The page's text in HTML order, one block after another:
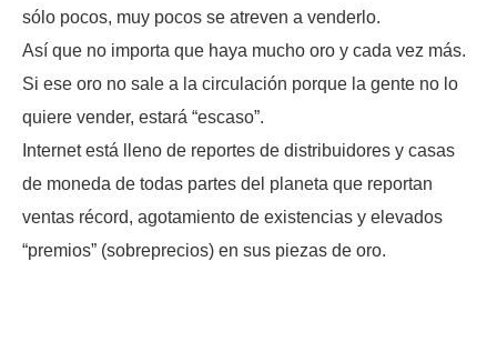
sólo pocos, muy pocos se atreven a venderlo.
Así que no importa que haya mucho oro y cada vez más.
Si ese oro no sale a la circulación porque la gente no lo
quiere vender, estará “escaso”.
Internet está lleno de reportes de distribuidores y casas
de moneda de todas partes del planeta que reportan
ventas récord, agotamiento de existencias y elevados
“premios” (sobreprecios) en sus piezas de oro.